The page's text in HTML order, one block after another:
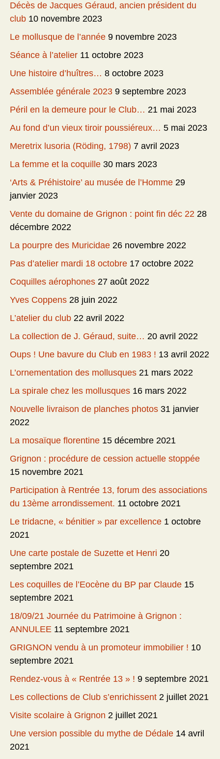
Décès de Jacques Géraud, ancien président du
club 10 novembre 2023
Le mollusque de l’année 9 novembre 2023
Séance à l’atelier 11 octobre 2023
Une histoire d’huîtres… 8 octobre 2023
Assemblée générale 2023 9 septembre 2023
Péril en la demeure pour le Club… 21 mai 2023
Au fond d’un vieux tiroir poussiéreux… 5 mai 2023
Meretrix lusoria (Röding, 1798) 7 avril 2023
La femme et la coquille 30 mars 2023
‘Arts & Préhistoire’ au musée de l’Homme 29
janvier 2023
Vente du domaine de Grignon : point fin déc 22 28
décembre 2022
La pourpre des Muricidae 26 novembre 2022
Pas d’atelier mardi 18 octobre 17 octobre 2022
Coquilles aérophones 27 août 2022
Yves Coppens 28 juin 2022
L’atelier du club 22 avril 2022
La collection de J. Géraud, suite… 20 avril 2022
Oups ! Une bavure du Club en 1983 ! 13 avril 2022
L’ornementation des mollusques 21 mars 2022
La spirale chez les mollusques 16 mars 2022
Nouvelle livraison de planches photos 31 janvier
2022
La mosaïque florentine 15 décembre 2021
Grignon : procédure de cession actuelle stoppée
15 novembre 2021
Participation à Rentrée 13, forum des associations
du 13ème arrondissement. 11 octobre 2021
Le tridacne, « bénitier » par excellence 1 octobre
2021
Une carte postale de Suzette et Henri 20
septembre 2021
Les coquilles de l’Eocène du BP par Claude 15
septembre 2021
18/09/21 Journée du Patrimoine à Grignon :
ANNULEE 11 septembre 2021
GRIGNON vendu à un promoteur immobilier ! 10
septembre 2021
Rendez-vous à « Rentrée 13 » ! 9 septembre 2021
Les collections de Club s’enrichissent 2 juillet 2021
Visite scolaire à Grignon 2 juillet 2021
Une version possible du mythe de Dédale 14 avril
2021